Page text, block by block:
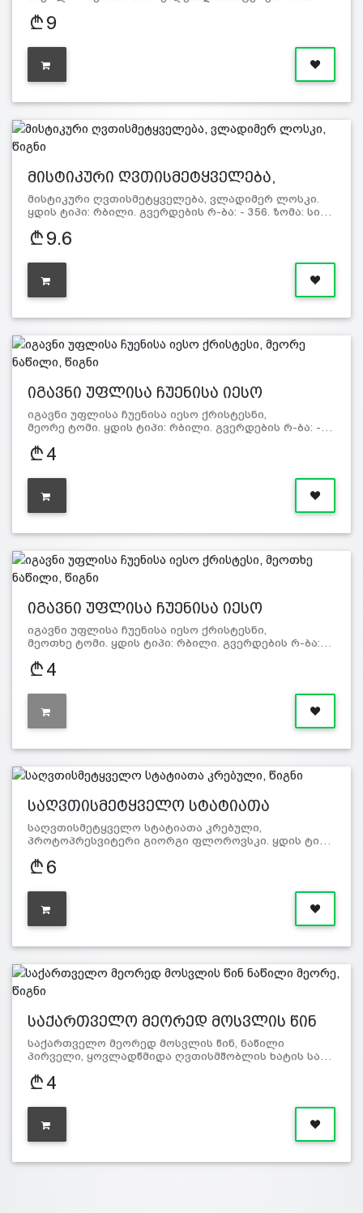
9
მისტიკური ღვთისმეტყველება,
მისტიკური ღვთისმეტყველება, ვლადიმერ ლოსკი.
ყდის ტიპი: რბილი. გვერდების რ-ბა: - 356. ზომა: სი…
9.6
იგავნი უფლისა ჩუენისა იესო
იგავნი უფლისა ჩუენისა იესო ქრისტესნი,
მეორე ტომი. ყდის ტიპი: რბილი. გვერდების რ-ბა: -…
4
იგავნი უფლისა ჩუენისა იესო
იგავნი უფლისა ჩუენისა იესო ქრისტესნი,
მეოთხე ტომი. ყდის ტიპი: რბილი. გვერდების რ-ბა:…
4
საღვთისმეტყველო სტატიათა
საღვთისმეტყველო სტატიათა კრებული,
პროტოპრესვიტერი გიორგი ფლოროვსკი. ყდის ტი…
6
საქართველო მეორედ მოსვლის წინ
საქართველო მეორედ მოსვლის წინ, ნაწილი
პირველი, ყოვლადწმიდა ღვთისმშობლის ხატის სა…
4